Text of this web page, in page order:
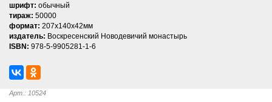
шрифт: обычный
тираж: 50000
формат: 207x140x42мм
издатель: Воскресенский Новодевичий монастырь
ISBN: 978-5-9905281-1-6
Арт.: 10524